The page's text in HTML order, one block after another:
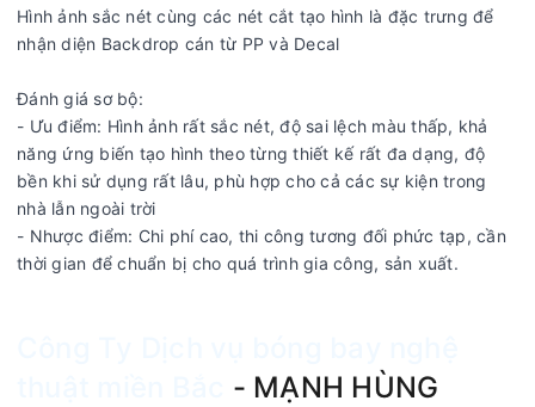
Hình ảnh sắc nét cùng các nét cắt tạo hình là đặc trưng để
nhận diện Backdrop cán từ PP và Decal
Đánh giá sơ bộ:
- Ưu điểm: Hình ảnh rất sắc nét, độ sai lệch màu thấp, khả
năng ứng biến tạo hình theo từng thiết kế rất đa dạng, độ
bền khi sử dụng rất lâu, phù hợp cho cả các sự kiện trong
nhà lẫn ngoài trời
- Nhược điểm: Chi phí cao, thi công tương đối phức tạp, cần
thời gian để chuẩn bị cho quá trình gia công, sản xuất.
- MẠNH HÙNG